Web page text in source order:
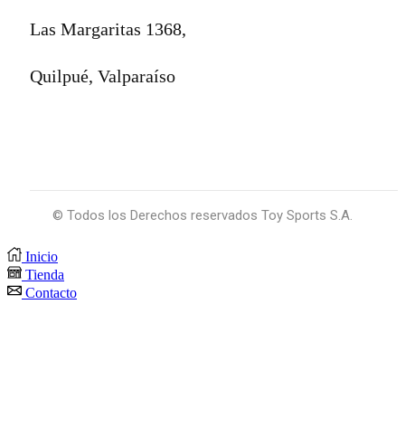
Las Margaritas 1368,
Quilpué, Valparaíso
© Todos los Derechos reservados Toy Sports S.A.
Inicio
Tienda
Contacto